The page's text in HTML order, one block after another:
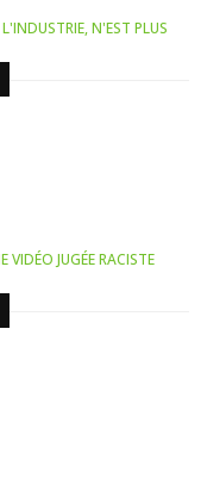
N'EST PLUS
JUGÉE RACISTE